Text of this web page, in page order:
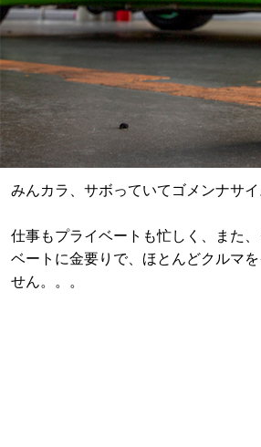
みんカラ、サボっていてゴメンナサイ
仕事もプライベートも忙しく、また
ベートに金要りで、ほとんどクルマ
せん。。。